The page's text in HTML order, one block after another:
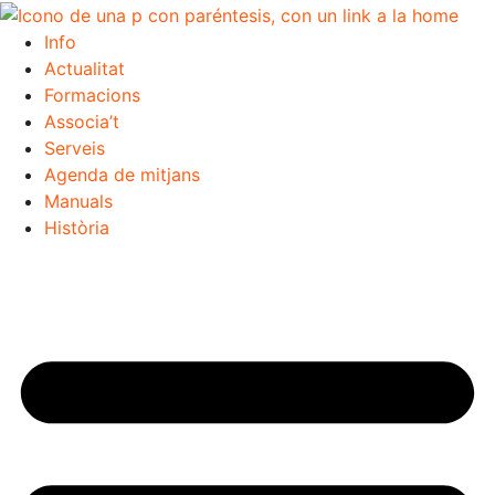
Info
Actualitat
Formacions
Associa’t
Serveis
Agenda de mitjans
Manuals
Història